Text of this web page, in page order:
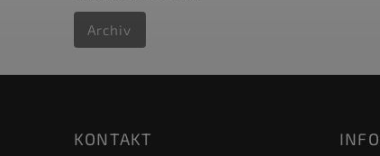
Archiv
KONTAKT INFO